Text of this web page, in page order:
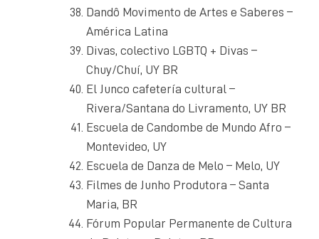
Dandô Movimento de Artes e Saberes –
América Latina
Divas, colectivo LGBTQ + Divas –
Chuy/Chuí, UY BR
El Junco cafetería cultural –
Rivera/Santana do Livramento, UY BR
Escuela de Candombe de Mundo Afro –
Montevideo, UY
Escuela de Danza de Melo – Melo, UY
Filmes de Junho Produtora – Santa
Maria, BR
Fórum Popular Permanente de Cultura